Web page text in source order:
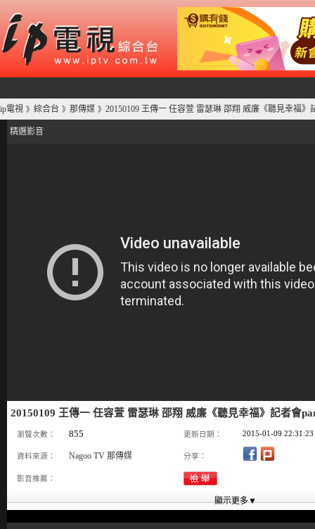
ip電視 》 綜合台 》 那傳媒 》 20150109 王傳一 任容萱 雷瑟琳 邵翔 威廉《聽見幸福》
精選影音
20150109 王傳一 任容萱 雷瑟琳 邵翔 威廉《聽見幸福》記者會
瀏覽次數： 855 更新日期： 2015-01-09 22:31:23
資料來源： Nagoo TV 那傳媒 分享：
影音推薦：